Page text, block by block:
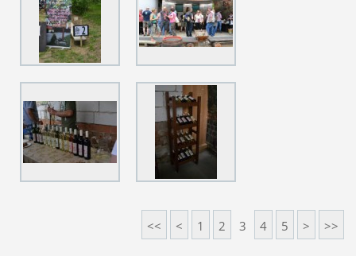
<< < 1 2 3 4 5 > >>